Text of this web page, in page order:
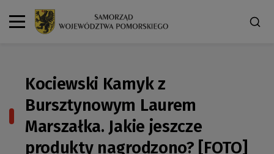
Kociewski Kamyk z
Bursztynowym Laurem
Marszałka. Jakie jeszcze
produkty nagrodzono? [FOTO]